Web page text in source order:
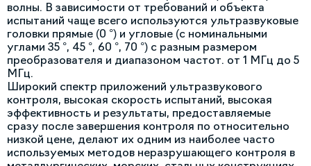
волны. В зависимости от требований и объекта
испытаний чаще всего используются ультразвуковые
головки прямые (0 °) и угловые (с номинальными
углами 35 °, 45 °, 60 °, 70 °) с разным размером
преобразователя и диапазоном частот. от 1 МГц до 5
МГц.
Широкий спектр приложений ультразвукового
контроля, высокая скорость испытаний, высокая
эффективность и результаты, предоставляемые
сразу после завершения контроля по относительно
низкой цене, делают их одним из наиболее часто
используемых методов неразрушающего контроля в